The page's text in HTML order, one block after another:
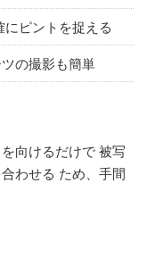
ピントを捉える
の撮影も簡単
向けるだけで 被写
わせる ため、手間